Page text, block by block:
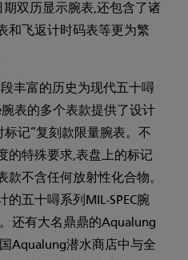
双历显示腕表,还包含了诸
和飞返计时码表等更为繁
丰富的历史为现代五十噚
表的多个表款提供了设计
记”复刻款限量腕表。不
的特殊要求,表盘上的标记
款不含任何放射性化合物。
五十噚系列MIL-SPEC腕
还有大名鼎鼎的Aqualung
Aqualung潜水商店中与全